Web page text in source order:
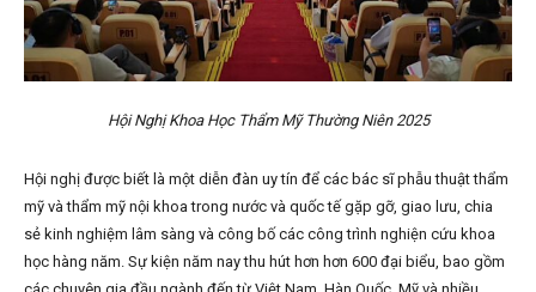
Hội Nghị Khoa Học Thẩm Mỹ Thường Niên 2025
Hội nghị được biết là một diễn đàn uy tín để các bác sĩ phẫu thuật thẩm
mỹ và thẩm mỹ nội khoa trong nước và quốc tế gặp gỡ, giao lưu, chia
sẻ kinh nghiệm lâm sàng và công bố các công trình nghiện cứu khoa
học hàng năm. Sự kiện năm nay thu hút hơn hơn 600 đại biểu, bao gồm